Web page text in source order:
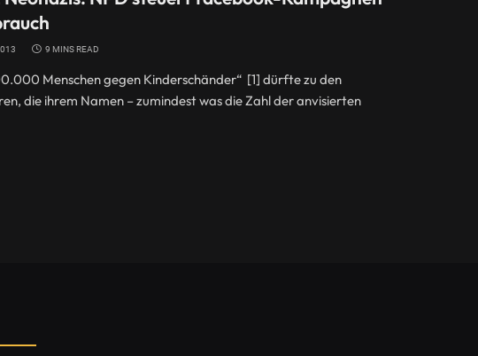
9 MINS READ
Menschen gegen Kinderschänder“ [1] dürfte zu den
die ihrem Namen – zumindest was die Zahl der anvisierten